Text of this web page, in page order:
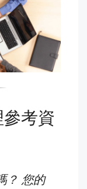
考資
？ 您的